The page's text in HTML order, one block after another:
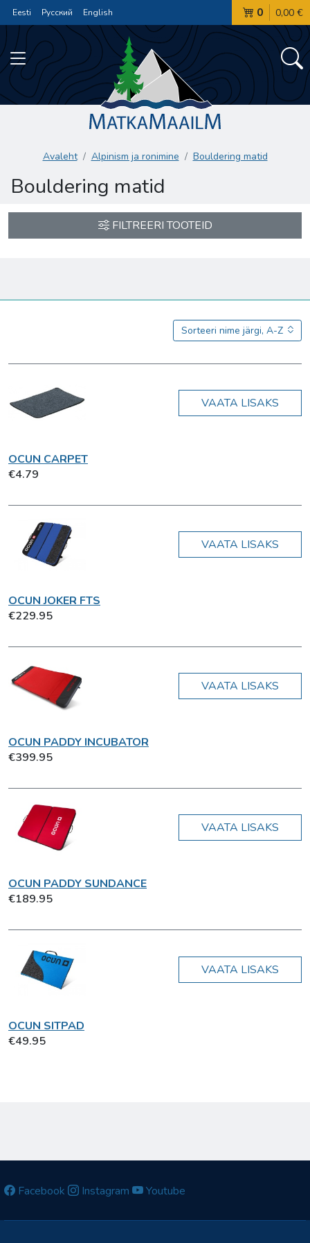
Eesti Русский English 0 0,00 €
Avaleht Alpinism ja ronimine Bouldering matid
Bouldering matid
FILTREERI TOOTEID
Sorteeri nime järgi, A-Z
OCUN CARPET
€4.79
VAATA LISAKS
OCUN JOKER FTS
€229.95
VAATA LISAKS
OCUN PADDY INCUBATOR
€399.95
VAATA LISAKS
OCUN PADDY SUNDANCE
€189.95
VAATA LISAKS
OCUN SITPAD
€49.95
VAATA LISAKS
Facebook Instagram Youtube